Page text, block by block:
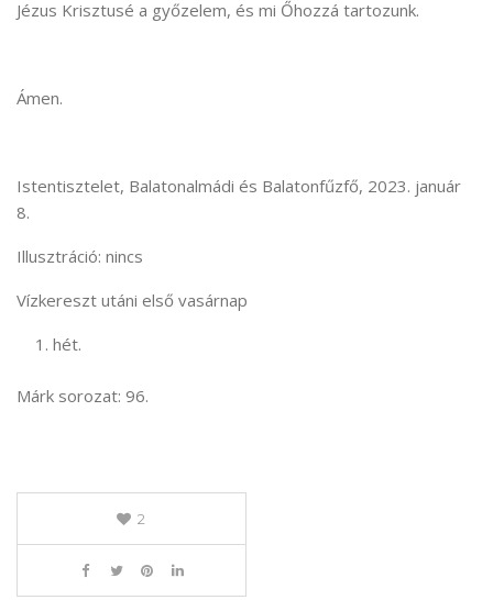
Jézus Krisztusé a győzelem, és mi Őhozzá tartozunk.
Ámen.
Istentisztelet, Balatonalmádi és Balatonfűzfő, 2023. január
8.
Illusztráció: nincs
Vízkereszt utáni első vasárnap
hét.
Márk sorozat: 96.
2